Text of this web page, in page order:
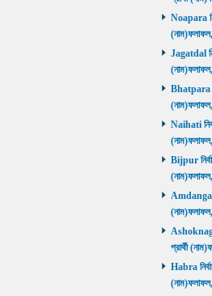
Noapara
Jagatdal
Bhatpara
Naihati
Bijpur
Amdanga
প্রার্থী
Habra